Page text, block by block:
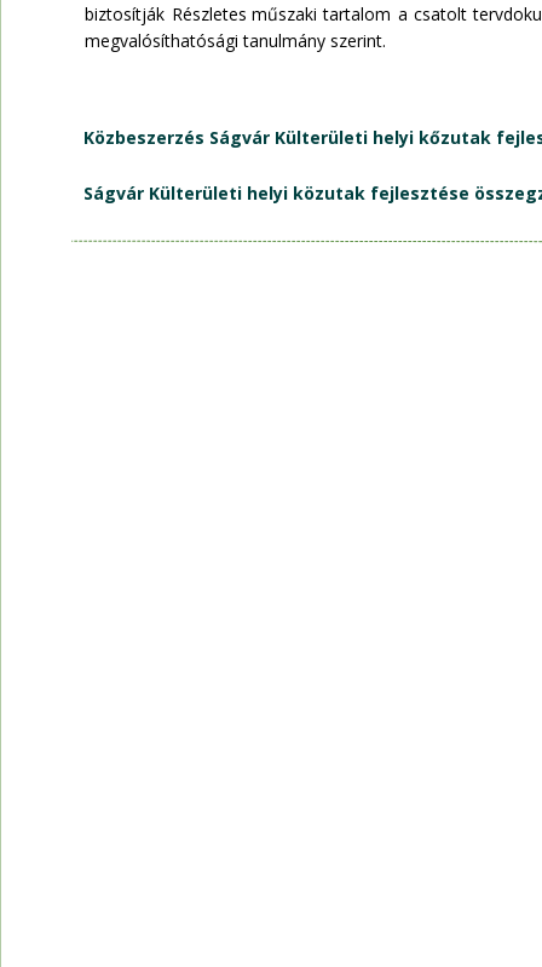
biztosítják Részletes műszaki tartalom a csatolt
megvalósíthatósági tanulmány szerint.
Közbeszerzés Ságvár Külterületi helyi kőzutak
Ságvár Külterületi helyi közutak fejlesztése